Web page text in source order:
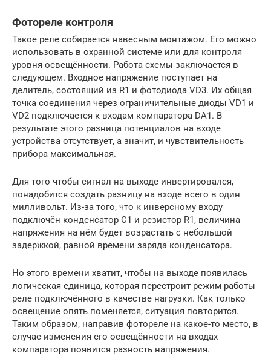
Фотореле контроля
Такое реле собирается навесным монтажом. Его можно
использовать в охранной системе или для контроля
уровня освещённости. Работа схемы заключается в
следующем. Входное напряжение поступает на
делитель, состоящий из R1 и фотодиода VD3. Их общая
точка соединения через ограничительные диоды VD1 и
VD2 подключается к входам компаратора DA1. В
результате этого разница потенциалов на входе
устройства отсутствует, а значит, и чувствительность
прибора максимальная.
Для того чтобы сигнал на выходе инвертировался,
понадобится создать разницу на входе всего в один
милливольт. Из-за того, что к инверсному входу
подключён конденсатор С1 и резистор R1, величина
напряжения на нём будет возрастать с небольшой
задержкой, равной времени заряда конденсатора.
Но этого времени хватит, чтобы на выходе появилась
логическая единица, которая перестроит режим работы
реле подключённого в качестве нагрузки. Как только
освещение опять поменяется, ситуация повторится.
Таким образом, направив фотореле на какое-то место, в
случае изменения его освещённости на входах
компаратора появится разность напряжения.